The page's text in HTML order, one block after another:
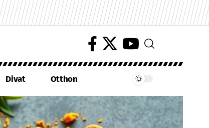
Divat Otthon